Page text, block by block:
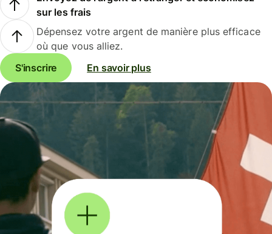
sur les frais
Dépensez votre argent de manière plus efficace
où que vous alliez.
S'inscrire
En savoir plus